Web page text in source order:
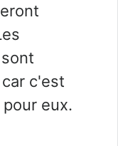
c'est
eux.